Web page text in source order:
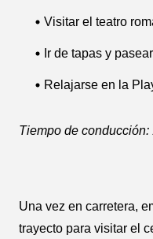
Visitar el teatro
Ir de tapas y
Relajarse en la
Tiempo de conducción:
Una vez en carretera,
trayecto para visitar el